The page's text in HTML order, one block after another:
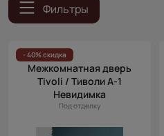
Фильтры
- 40% скидка
Межкомнатная дверь
Tivoli / Тиволи А-1
Невидимка
Под отделку